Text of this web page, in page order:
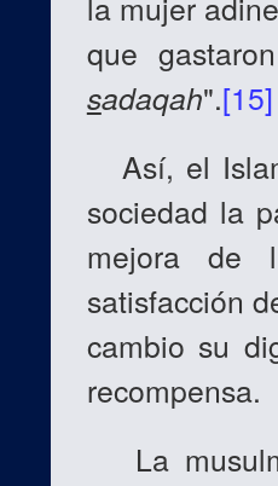
que
sadaqah".[15]
Así, el
sociedad la
mejora de
satisfacción
cambio su
recompensa.
La